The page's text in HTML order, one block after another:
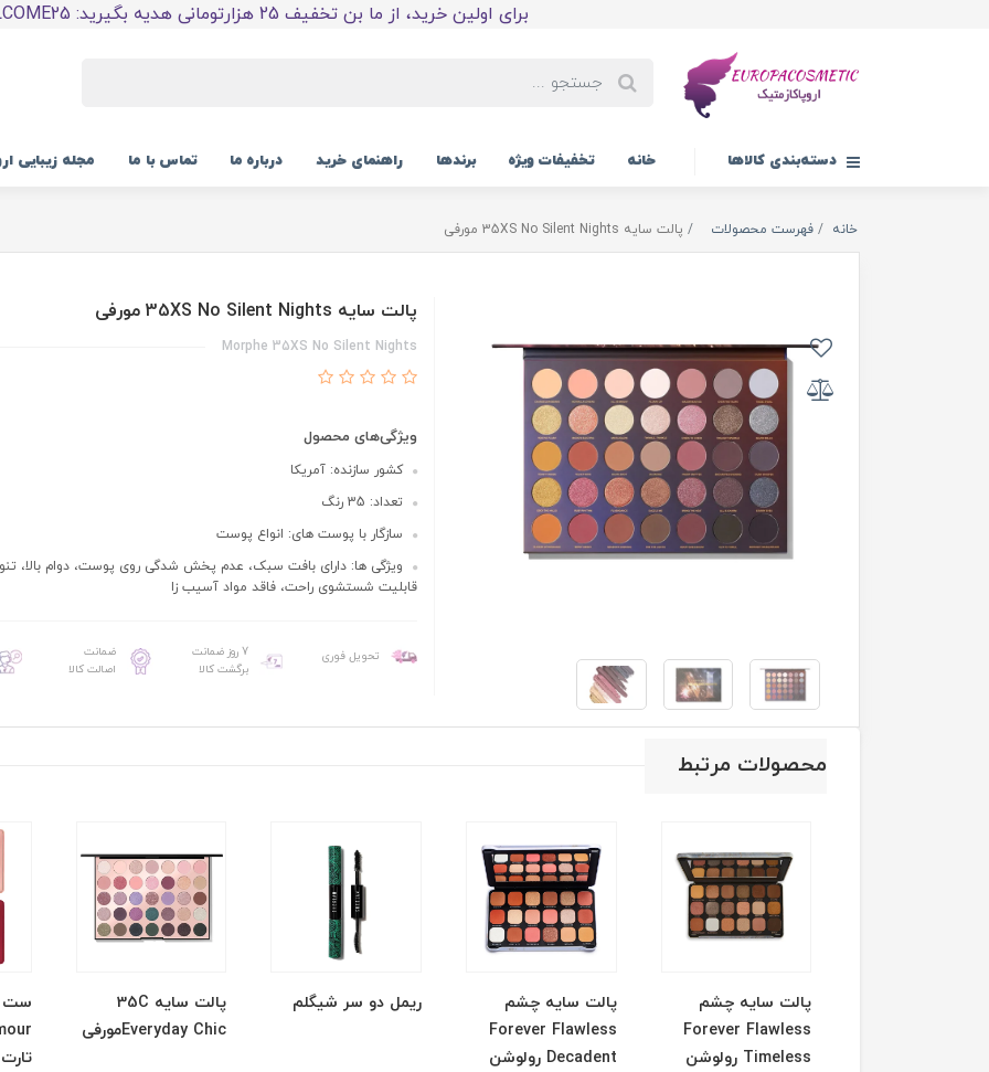
برای اولین خرید، از ما بن تخفیف 25 هزارتومانی هدیه بگیرید: WELCOME25
دسته‌بندی کالاها خانه تخفیفات ویژه برندها راهنمای خرید درباره ما تماس با ما مجله زیبایی
خانه فهرست محصولات پالت سایه 35XS No Silent Nights مورفی
پالت سایه 35XS No Silent Nights مورفی
Morphe 35XS No Silent Nights
ویژگی‌های محصول
کشور سازنده: آمریکا
تعداد: 35 رنگ
سازگار با پوست های: انواع پوست
ویژگی ها: دارای بافت سبک، عدم پخش شدگی روی پوست، دوام بالا،
قابلیت شستشوی راحت، فاقد مواد آسیب زا
تحویل فوری
7 روز ضمانت
برگشت کالا
ضمانت
اصالت کالا
محصولات مرتبط
پالت سایه چشم
Forever Flawless
Timeless رولوشن
پالت سایه چشم
Forever Flawless
Decadent رولوشن
ریمل دو سر شیگلم
پالت سایه 35C
Everyday Chicمورفی
ست
تارت